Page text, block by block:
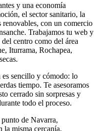
y una economía
el sector sanitario, la
renovables, con un comercio
Trabajamos tu web y
centro como del área
Iturrama, Rochapea,
es sencillo y cómodo: lo
tiempo. Te asesoramos
cerrado sin sorpresas y
todo el proceso.
de Navarra,
la misma cercanía.